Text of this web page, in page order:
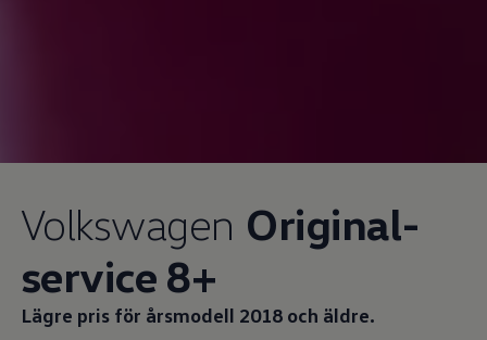
Volkswagen Original­
service 8+
Lägre pris för årsmodell 2018 och äldre.